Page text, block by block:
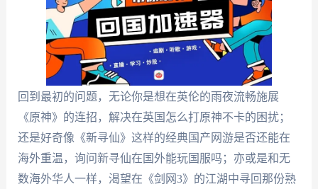
回到最初的问题，无论你是想在英伦的雨夜流畅施展
《原神》的连招，解决在英国怎么打原神不卡的困扰；
还是好奇像《新寻仙》这样的经典国产网游是否还能在
海外重温，询问新寻仙在国外能玩国服吗；亦或是和无
数海外华人一样，渴望在《剑网3》的江湖中寻回那份熟